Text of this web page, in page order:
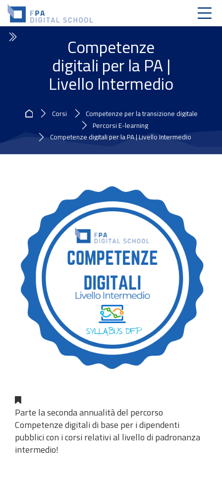
Skip to navigation
Skip to login form
Vai al contenuto principale
Skip to accessibility options
Skip to footer
Skip accessibility options
Competenze
digitali per la PA |
Livello Intermedio
Home
Corsi
Competenze per la transizione digitale
Percorsi E-learning
Competenze digitali per la PA | Livello Intermedio
Parte la seconda annualità del percorso
Competenze digitali di base per i dipendenti
pubblici con i corsi relativi al livello di padronanza
intermedio!